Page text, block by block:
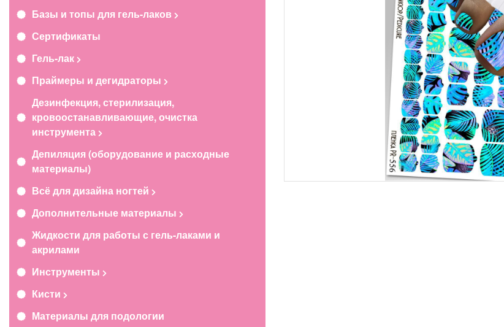
Базы и топы для гель-лаков
Сертификаты
Гель-лак
Праймеры и дегидраторы
Дезинфекция, стерилизация,
кровоостанавливающие, очистка
инструмента
Депиляция (оборудование и расходные
материалы)
Всё для дизайна ногтей
Дополнительные материалы
Жидкости для работы с гель-лаками и
акрилами
Инструменты
Кисти
Материалы для подологии